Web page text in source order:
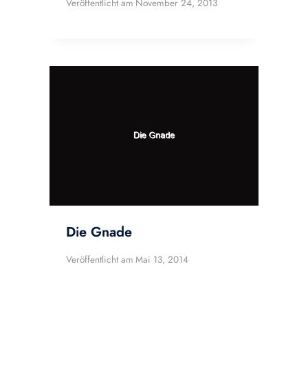
Veröffentlicht am November 24, 2013
Die Gnade
Veröffentlicht am Mai 13, 2014